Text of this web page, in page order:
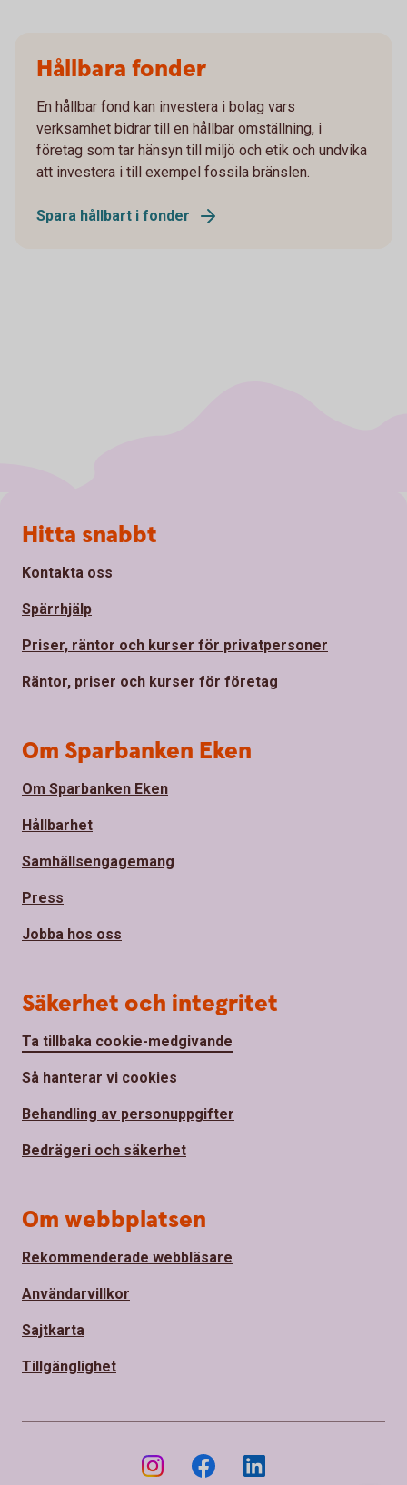
Hållbara fonder
En hållbar fond kan investera i bolag vars
verksamhet bidrar till en hållbar omställning, i
företag som tar hänsyn till miljö och etik och undvika
att investera i till exempel fossila bränslen.
Spara hållbart i fonder
Sidfot
Hitta snabbt
Kontakta oss
Spärrhjälp
Priser, räntor och kurser för privatpersoner
Räntor, priser och kurser för företag
Om Sparbanken Eken
Om Sparbanken Eken
Hållbarhet
Samhällsengagemang
Press
Jobba hos oss
Säkerhet och integritet
Ta tillbaka cookie-medgivande
Så hanterar vi cookies
Behandling av personuppgifter
Bedrägeri och säkerhet
Om webbplatsen
Rekommenderade webbläsare
Användarvillkor
Sajtkarta
Tillgänglighet